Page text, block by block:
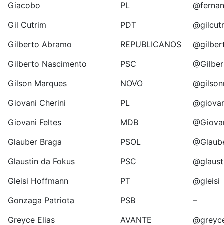
Giacobo
PL
Gil Cutrim
PDT
Gilberto Abramo
REPUBLICANOS
Gilberto Nascimento
PSC
Gilson Marques
NOVO
Giovani Cherini
PL
Giovani Feltes
MDB
Glauber Braga
PSOL
Glaustin da Fokus
PSC
Gleisi Hoffmann
PT
@gleisi
Gonzaga Patriota
PSB
–
Greyce Elias
AVANTE